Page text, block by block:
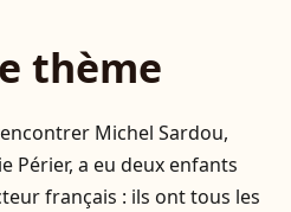
thème
Michel Sardou,
Périer, a eu deux enfants
français : ils ont tous les